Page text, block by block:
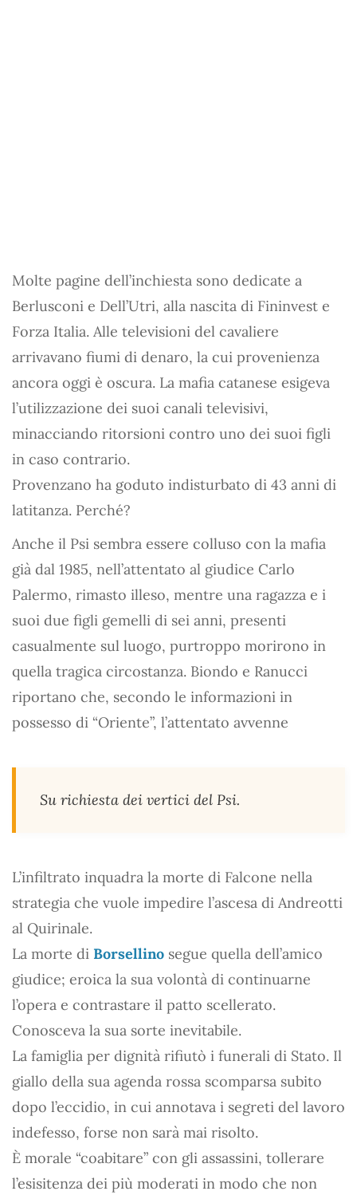
Molte pagine dell’inchiesta sono dedicate a
Berlusconi e Dell’Utri, alla nascita di Fininvest e
Forza Italia. Alle televisioni del cavaliere
arrivavano fiumi di denaro, la cui provenienza
ancora oggi è oscura. La mafia catanese esigeva
l’utilizzazione dei suoi canali televisivi,
minacciando ritorsioni contro uno dei suoi figli
in caso contrario.
Provenzano ha goduto indisturbato di 43 anni di
latitanza. Perché?
Anche il Psi sembra essere colluso con la mafia
già dal 1985, nell’attentato al giudice Carlo
Palermo, rimasto illeso, mentre una ragazza e i
suoi due figli gemelli di sei anni, presenti
casualmente sul luogo, purtroppo morirono in
quella tragica circostanza. Biondo e Ranucci
riportano che, secondo le informazioni in
possesso di “Oriente”, l’attentato avvenne
Su richiesta dei vertici del Psi.
L’infiltrato inquadra la morte di Falcone nella
strategia che vuole impedire l’ascesa di Andreotti
al Quirinale.
La morte di Borsellino segue quella dell’amico
giudice; eroica la sua volontà di continuarne
l’opera e contrastare il patto scellerato.
Conosceva la sua sorte inevitabile.
La famiglia per dignità rifiutò i funerali di Stato. Il
giallo della sua agenda rossa scomparsa subito
dopo l’eccidio, in cui annotava i segreti del lavoro
indefesso, forse non sarà mai risolto.
È morale “coabitare” con gli assassini, tollerare
l’esisitenza dei più moderati in modo che non